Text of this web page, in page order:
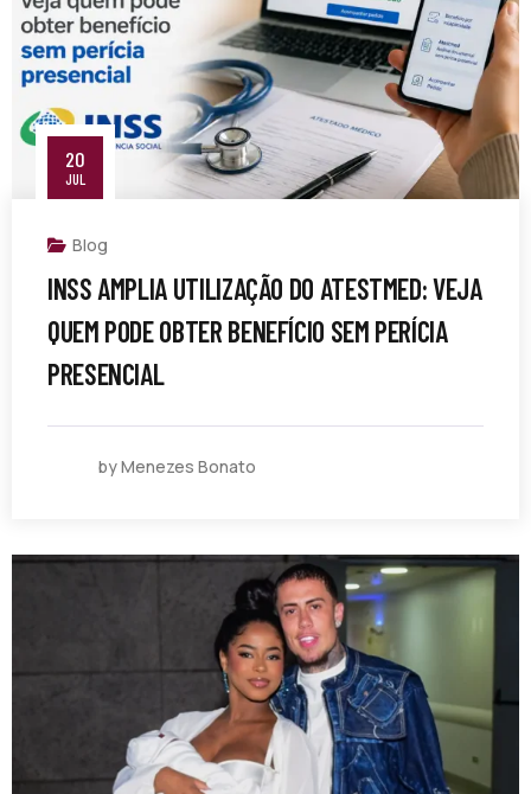
20
JUL
Blog
INSS AMPLIA UTILIZAÇÃO DO ATESTMED: VEJA
QUEM PODE OBTER BENEFÍCIO SEM PERÍCIA
PRESENCIAL
by Menezes Bonato